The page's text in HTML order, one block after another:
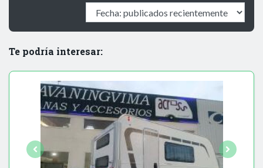
Te podría interesar: